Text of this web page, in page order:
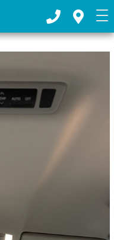
トへ｜下都賀郡野木町